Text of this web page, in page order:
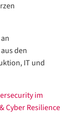
den
IT und
im
Cyber Resilience